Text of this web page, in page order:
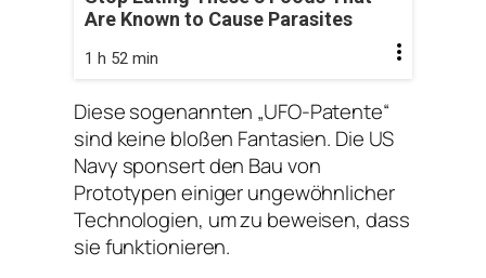
Are Known to Cause Parasites
1 h 52 min
Diese sogenannten „UFO-Patente“
sind keine bloßen Fantasien. Die US
Navy sponsert den Bau von
Prototypen einiger ungewöhnlicher
Technologien, um zu beweisen, dass
sie funktionieren.